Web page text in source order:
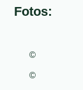
Fotos:
©
©